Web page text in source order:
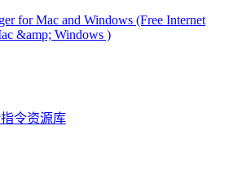
for Mac and Windows (Free Internet
&amp; Windows )
令资源库